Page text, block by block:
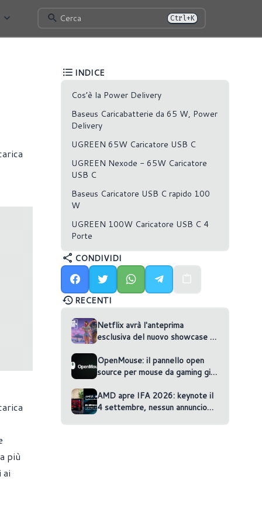
Cerca Ctrl+K
più
ai
INDICE
Cos’è la Power Delivery
Baseus Caricabatterie da 65 W, Power
Delivery
UGREEN 65W Caricatore USB C
UGREEN Nexode - 65W Caricatore
USB C
Baseus Caricatore USB C rapido 100
W
UGREEN 100W Caricatore USB C 4
Porte
CONDIVIDI
RECENTI
Netflix avrà l'anteprima
esclusiva del nuovo showcase di
OpenMouse: il pannello open
source per mouse da gaming gira
AMD apre IFA 2026: keynote il
4 settembre, nessun annuncio